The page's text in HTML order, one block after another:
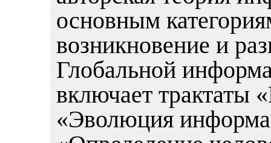
основным
возникновение и
Глобальной
включает трактаты
«Эволюция